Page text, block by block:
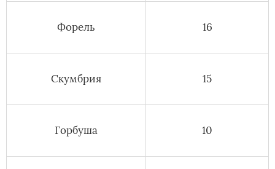
Форель 16
Скумбрия 15
Горбуша 10